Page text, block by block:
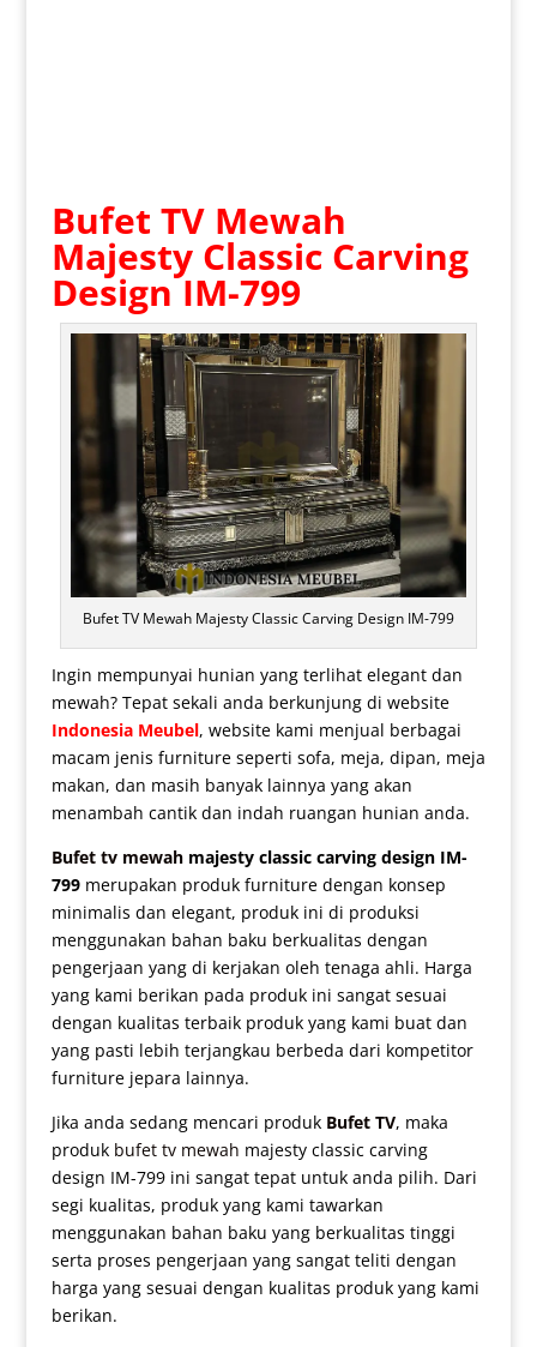
Bufet TV Mewah
Majesty Classic Carving
Design IM-799
Bufet TV Mewah Majesty Classic Carving Design IM-799
Ingin mempunyai hunian yang terlihat elegant dan
mewah? Tepat sekali anda berkunjung di website
Indonesia Meubel, website kami menjual berbagai
macam jenis furniture seperti sofa, meja, dipan, meja
makan, dan masih banyak lainnya yang akan
menambah cantik dan indah ruangan hunian anda.
Bufet tv mewahmajesty classic carving design IM-
799merupakan produk furniture dengan konsep
minimalis dan elegant, produk ini di produksi
menggunakan bahan baku berkualitas dengan
pengerjaan yang di kerjakan oleh tenaga ahli. Harga
yang kami berikan pada produk ini sangat sesuai
dengan kualitas terbaik produk yang kami buat dan
yang pasti lebih terjangkau berbeda dari kompetitor
furniture jepara lainnya.
Jika anda sedang mencari produk Bufet TV, maka
produk bufet tv mewah majesty classic carving
design IM-799 ini sangat tepat untuk anda pilih. Dari
segi kualitas, produk yang kami tawarkan
menggunakan bahan baku yang berkualitas tinggi
serta proses pengerjaan yang sangat teliti dengan
harga yang sesuai dengan kualitas produk yang kami
berikan.